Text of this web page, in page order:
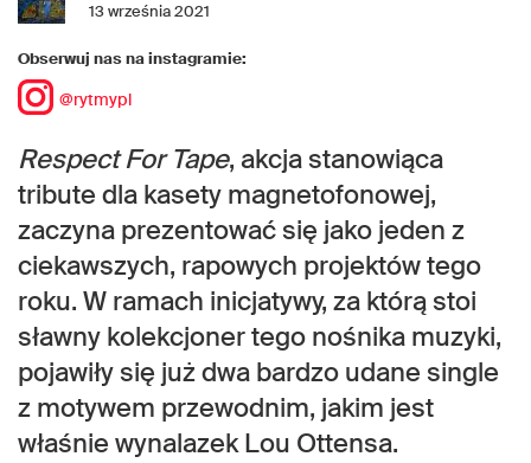
13 września 2021
Obserwuj nas na instagramie:
@rytmypl
Respect For Tape, akcja stanowiąca
tribute dla kasety magnetofonowej,
zaczyna prezentować się jako jeden z
ciekawszych, rapowych projektów tego
roku. W ramach inicjatywy, za którą stoi
sławny kolekcjoner tego nośnika muzyki,
pojawiły się już dwa bardzo udane single
z motywem przewodnim, jakim jest
właśnie wynalazek Lou Ottensa.